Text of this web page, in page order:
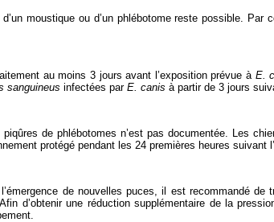
moustique ou d’un phlébotome reste possible.
au moins 3 jours avant l’exposition prévue à E.
sanguineus infectées par E. canis à partir de 3 jours
piqûres de phlébotomes n’est pas documentée. Les
protégé pendant les 24 premières heures suivant
de nouvelles puces, il est recommandé
d’obtenir une réduction supplémentaire de la